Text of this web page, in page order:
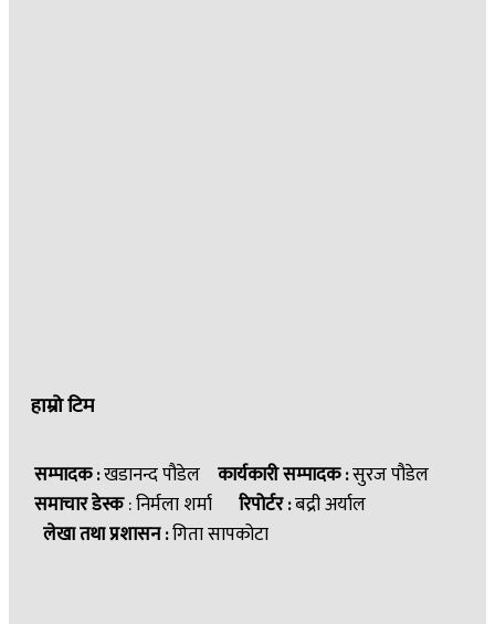
हाम्रो टिम
सम्पादक :खडानन्द पौडेल कार्यकारी सम्पादक :सुरज पौडेल
समाचार डेस्क: निर्मला शर्मा रिपोर्टर :बद्री अर्याल
लेखा तथा प्रशासन :गिता सापकोटा